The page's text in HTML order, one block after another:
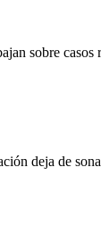
sobre casos
deja de